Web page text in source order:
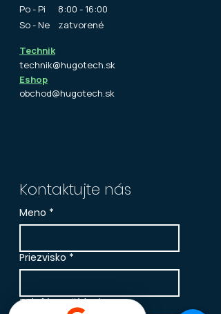
Po - Pi 8:00 - 16:00
So - Ne zatvorené
Technik
technik@hugotech.sk
Eshop
obchod@hugotech.sk
Kontaktujte nás
Meno *
Priezvisko *
Telefónne číslo *